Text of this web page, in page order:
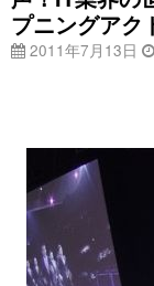
プニングアク
2011年7月13日